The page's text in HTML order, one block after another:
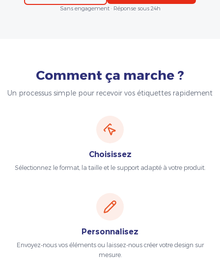
Sans engagement · Réponse sous 24h
Comment ça marche ?
Un processus simple pour recevoir vos étiquettes rapidement
Choisissez
Sélectionnez le format, la taille et le support adapté à votre produit.
Personnalisez
Envoyez-nous vos éléments ou laissez-nous créer votre design sur
mesure.